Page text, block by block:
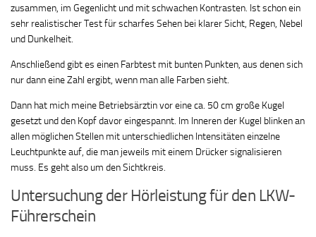
zusammen, im Gegenlicht und mit schwachen Kontrasten. Ist schon ein
sehr realistischer Test für scharfes Sehen bei klarer Sicht, Regen, Nebel
und Dunkelheit.
Anschließend gibt es einen Farbtest mit bunten Punkten, aus denen sich
nur dann eine Zahl ergibt, wenn man alle Farben sieht.
Dann hat mich meine Betriebsärztin vor eine ca. 50 cm große Kugel
gesetzt und den Kopf davor eingespannt. Im Inneren der Kugel blinken an
allen möglichen Stellen mit unterschiedlichen Intensitäten einzelne
Leuchtpunkte auf, die man jeweils mit einem Drücker signalisieren
muss. Es geht also um den Sichtkreis.
Untersuchung der Hörleistung für den LKW-
Führerschein